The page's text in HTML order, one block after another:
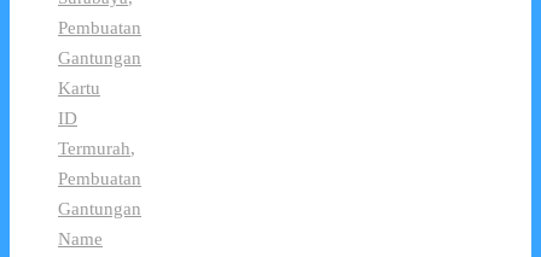
Pembuatan
Gantungan
Kartu
ID
Termurah,
Pembuatan
Gantungan
Name